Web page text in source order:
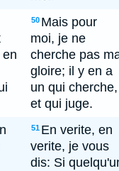
50 Mais pour
moi, je ne
cherche pas
gloire; il y en a
un qui cherche,
et qui juge.
51 En verite, en
verite, je vous
dis: Si